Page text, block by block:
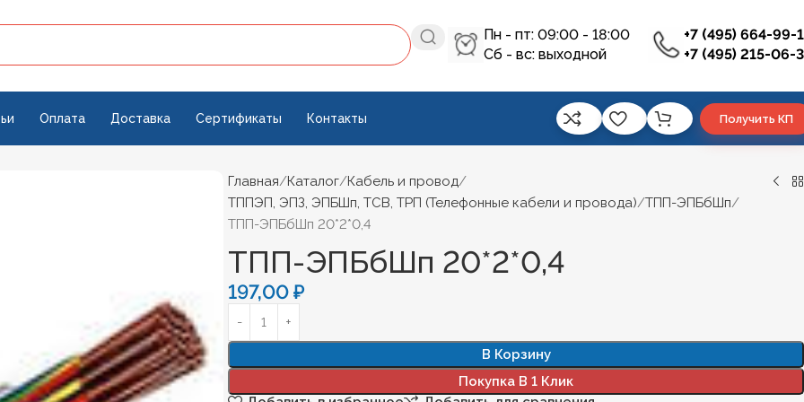
Пн - пт: 09:00 - 18:00
Сб - вс: выходной
+7 (495) 664-99-
+7 (495) 215-06-
Оплата Доставка Сертификаты Контакты Получить КП
Главная Каталог Кабель и провод
ТППЭП, ЭПЗ, ЭПБШп, ТСВ, ТРП (Телефонные кабели и провода) ТПП-ЭПБбШп
ТПП-ЭПБбШп 20*2*0,4
ТПП-ЭПБбШп 20*2*0,4
197,00₽
В Корзину
Покупка В 1 Клик